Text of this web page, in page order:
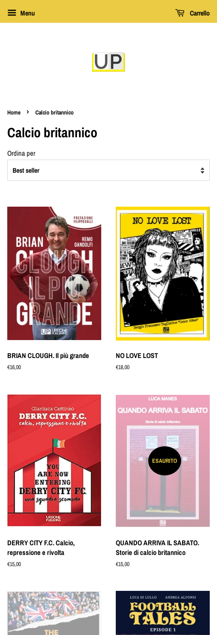
Menu Carrello
Home › Calcio britannico
Calcio britannico
Ordina per
BRIAN CLOUGH. Il più grande
Prezzo
€16,00
NO LOVE LOST
Prezzo
€18,00
DERRY CITY F.C. Calcio,
repressione e rivolta
Prezzo
€15,00
ESAURITO
QUANDO ARRIVA IL SABATO.
Storie di calcio britannico
Prezzo
€15,00